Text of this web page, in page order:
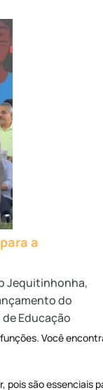
a
Jequitinhonha,
do
Educação